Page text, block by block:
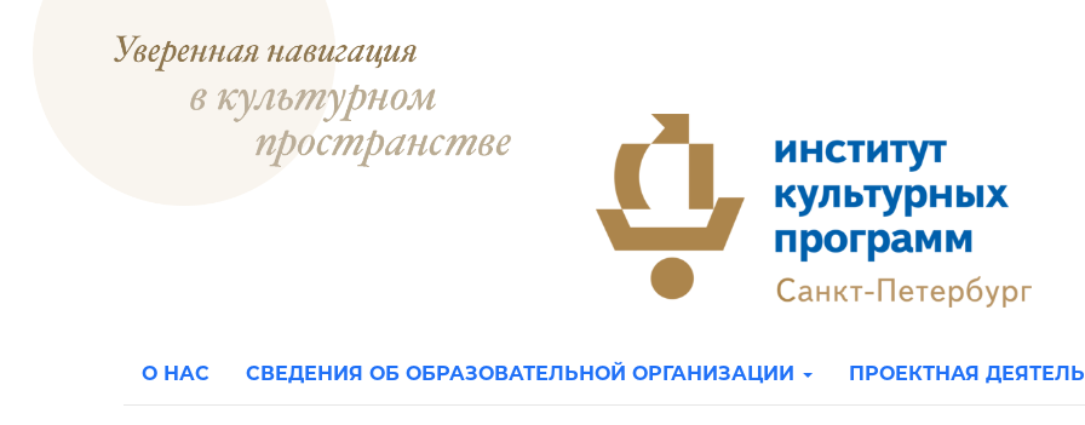
О НАС СВЕДЕНИЯ ОБ ОБРАЗОВАТЕЛЬНОЙ ОРГАНИЗАЦИИ ПРОЕКТНАЯ